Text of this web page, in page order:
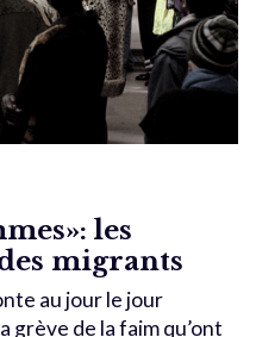
les
migrants
au jour le jour
grève de la faim qu’ont